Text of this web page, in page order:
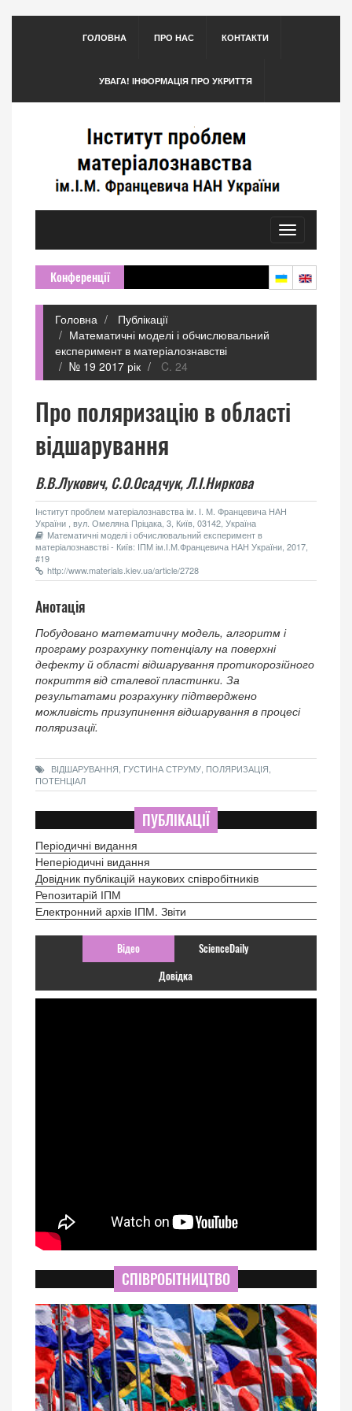
ГОЛОВНА ПРО НАС КОНТАКТИ
УВАГА! ІНФОРМАЦІЯ ПРО УКРИТТЯ
Toggle
navigation
Конференції
Головна
Публікації
Математичні моделі і обчислювальний
експеримент в матеріалознавстві
№ 19 2017 рік
C. 24
Про поляризацію в області
відшарування
В.В.Лукович, С.О.Осадчук,Л.І.Ниркова
Інститут проблем матеріалознавства ім. І. М. Францевича НАН
України , вул. Омеляна Пріцака, 3, Київ, 03142, Україна
Математичні моделі і обчислювальний експеримент в
матеріалознавстві - Київ: ІПМ ім.І.М.Францевича НАН України, 2017,
#19
http://www.materials.kiev.ua/article/2728
Анотація
Побудовано математичну модель, алгоритм і
програму розрахунку потенціалу на поверхні
дефекту й області відшарування протикорозійного
покриття від сталевої пластинки. За
результатами розрахунку підтверджено
можливість призупинення відшарування в процесі
поляризації.
ВІДШАРУВАННЯ, ГУСТИНА СТРУМУ, ПОЛЯРИЗАЦІЯ,
ПОТЕНЦІАЛ
ПУБЛІКАЦІЇ
Періодичні видання
Неперіодичні видання
Довідник публікацій наукових співробітників
Репозитарій ІПМ
Електронний архів ІПМ. Звіти
Відео ScienceDaily
Довідка
СПІВРОБІТНИЦТВО